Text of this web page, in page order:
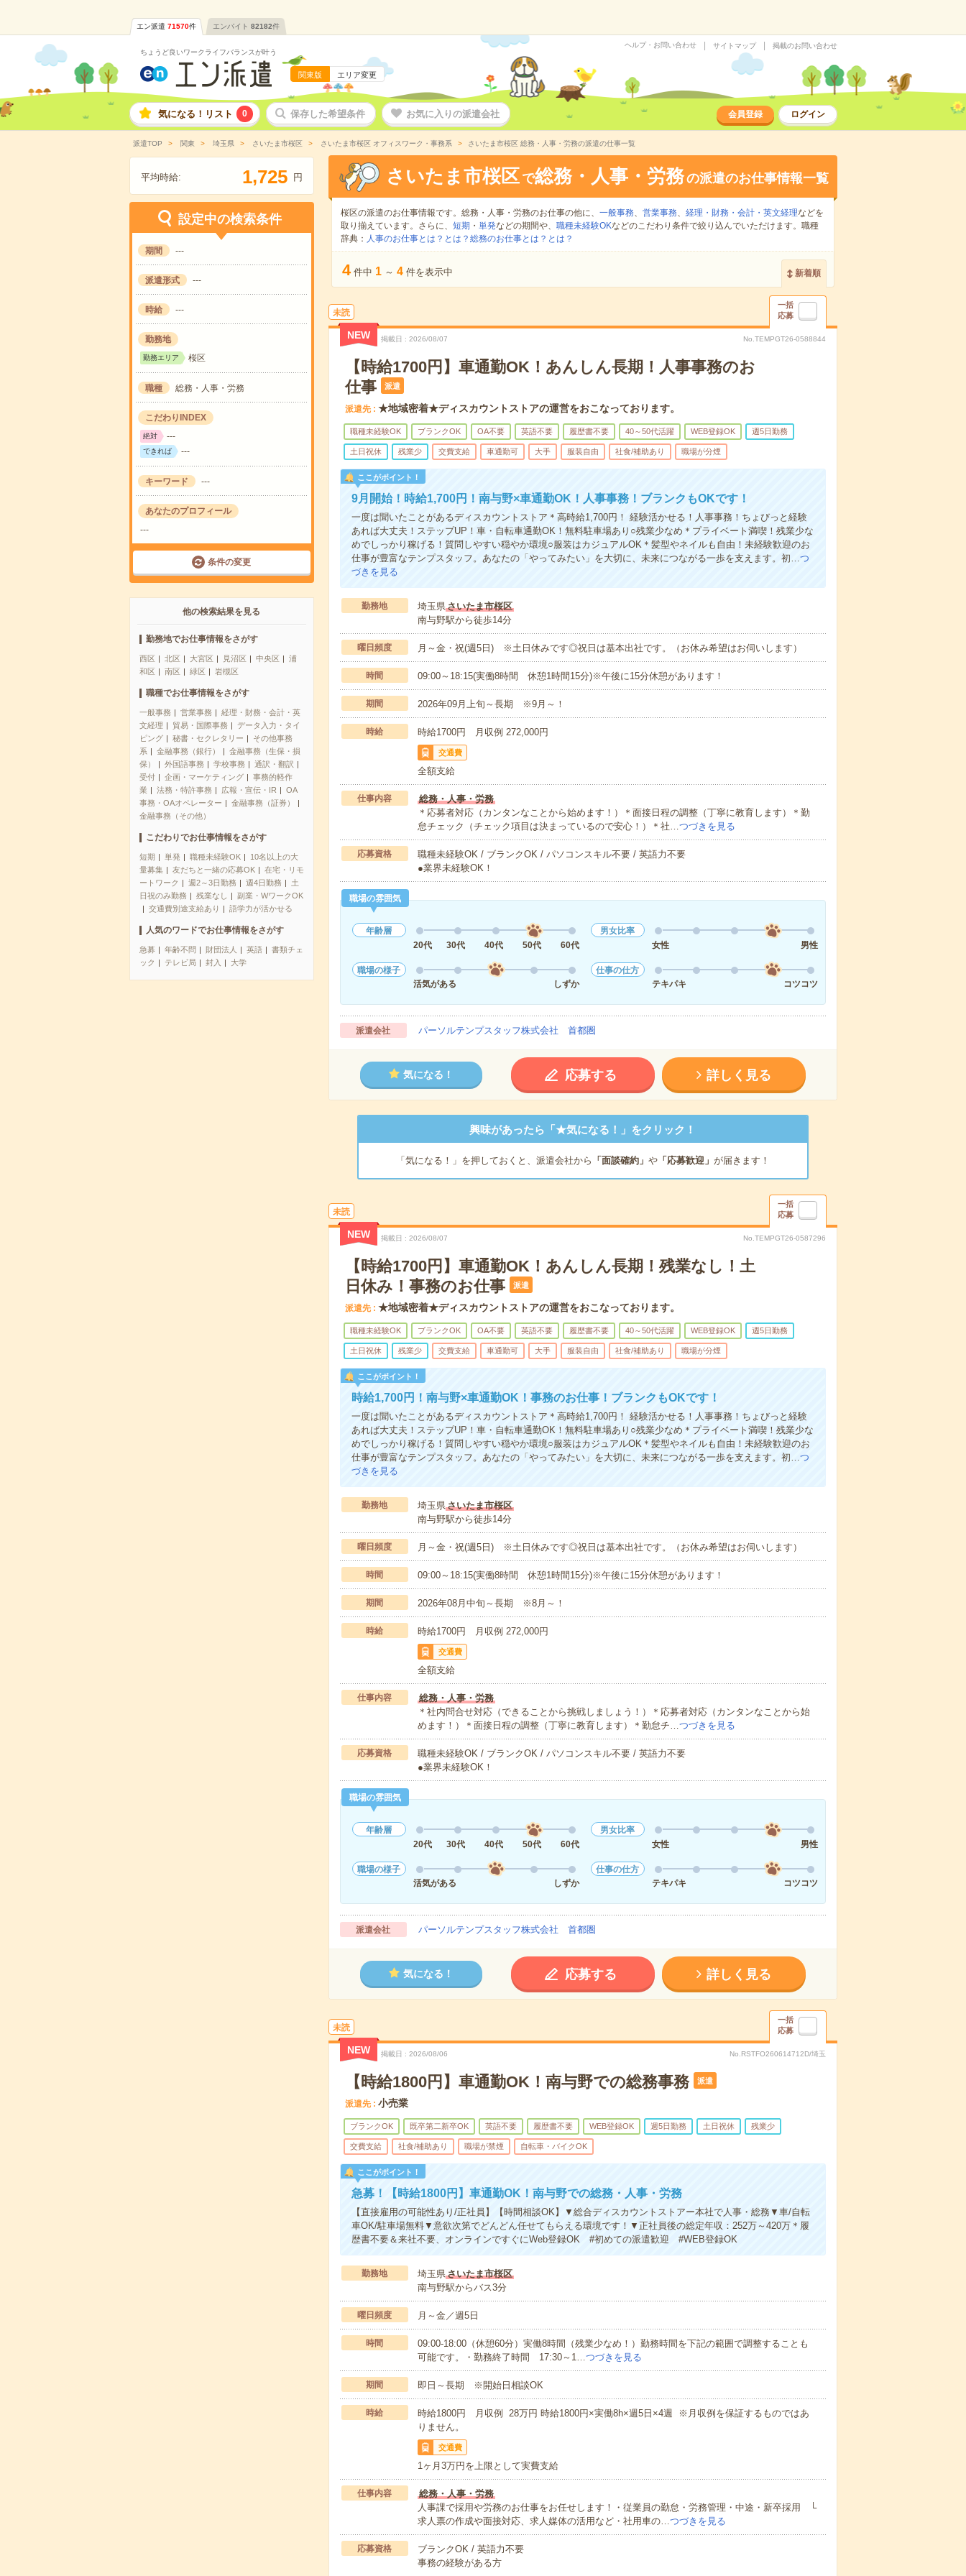
エン派遣 71570件 エンバイト 82182件
ちょうど良いワークライフバランスが叶う
関東版 エリア変更
ヘルプ・お問い合わせ サイトマップ 掲載のお問い合わせ
気になる！リスト 0 保存した希望条件 お気に入りの派遣会社 会員登録 ログイン
派遣TOP 関東 埼玉県 さいたま市桜区 さいたま市桜区 オフィスワーク・事務系 さいたま市桜区 総務・人事・労務の派遣の仕事一覧
平均時給: 1,725 円
設定中の検索条件
期間 ---
派遣形式 ---
時給 ---
勤務地
勤務エリア 桜区
職種 総務・人事・労務
こだわりINDEX
絶対 ---
できれば ---
キーワード ---
あなたのプロフィール
---
条件の変更
他の検索結果を見る
勤務地でお仕事情報をさがす
西区 北区 大宮区 見沼区 中央区
浦
和区
南区 緑区 岩槻区
職種でお仕事情報をさがす
一般事務 営業事務
経理・財務・会計・英
文経理
貿易・国際事務
データ入力・タイ
ピング
秘書・セクレタリー
その他事務
系
金融事務（銀行）
金融事務（生保・損
保）
外国語事務 学校事務
通訳・翻訳
受付
企画・マーケティング
事務的軽作
業
法務・特許事務 広報・宣伝・IR
OA
事務・OAオペレーター
金融事務（証券）
金融事務（その他）
こだわりでお仕事情報をさがす
短期 単発 職種未経験OK
10名以上の大
量募集
友だちと一緒の応募OK
在宅・リモ
ートワーク
週2～3日勤務 週4日勤務
土
日祝のみ勤務
残業なし
副業・WワークOK
交通費別途支給あり
語学力が活かせる
人気のワードでお仕事情報をさがす
急募 年齢不問 財団法人 英語
書類チェ
ック
テレビ局 封入 大学
さいたま市桜区 で総務・人事・労務の派遣のお仕事情報一覧
桜区の派遣のお仕事情報です。総務・人事・労務のお仕事の他に、 一般事務、 営業事務、 経理・財務・会計・英文経理などを
取り揃えています。さらに、 短期 ・ 単発などの期間や、 職種未経験OKなどのこだわり条件で絞り込んでいただけます。職種
辞典： 人事のお仕事とは？とは？ 総務のお仕事とは？とは？
4 件中 1 ～ 4 件を表示中 新着順
未読
一括
応募
NEW 掲載日 2026/08/07 No.TEMPGT26-0588844
【時給1700円】車通勤OK！あんしん長期！人事事務のお
仕事
派遣
派遣先 ★地域密着★ディスカウントストアの運営をおこなっております。
職種未経験OK ブランクOK OA不要 英語不要 履歴書不要 40～50代活躍 WEB登録OK 週5日勤務
土日祝休 残業少 交費支給 車通勤可 大手 服装自由 社食/補助あり 職場が分煙
ここがポイント！
9月開始！時給1,700円！南与野×車通勤OK！人事事務！ブランクもOKです！
一度は聞いたことがあるディスカウントストア＊高時給1,700円！ 経験活かせる！人事事務！ちょびっと経験
あれば大丈夫！ステップUP！車・自転車通勤OK！無料駐車場あり○残業少なめ＊プライベート満喫！残業少な
めでしっかり稼げる！質問しやすい穏やか環境○服装はカジュアルOK＊髪型やネイルも自由！未経験歓迎のお
仕事が豊富なテンプスタッフ。あなたの「やってみたい」を大切に、未来につながる一歩を支えます。初…つ
づきを見る
勤務地 埼玉県さいたま市桜区
南与野駅から徒歩14分
曜日頻度 月～金・祝(週5日) ※土日休みです◎祝日は基本出社です。（お休み希望はお伺いします）
時間 09:00～18:15(実働8時間 休憩1時間15分)※午後に15分休憩があります！
期間 2026年09月上旬～長期 ※9月～！
時給 時給1700円 月収例 272,000円
交通費
全額支給
仕事内容
総務・人事・労務
＊応募者対応（カンタンなことから始めます！）＊面接日程の調整（丁寧に教育します）＊勤
怠チェック（チェック項目は決まっているので安心！）＊社…つづきを見る
応募資格
職種未経験OK / ブランクOK / パソコンスキル不要 / 英語力不要
●業界未経験OK！
職場の雰囲気
年齢層
20代
30代 40代 50代 60代
男女比率
女性
男性
職場の様子
活気がある
しずか
仕事の仕方
テキパキ
コツコツ
派遣会社 パーソルテンプスタッフ株式会社 首都圏
気になる！ 応募する 詳しく見る
興味があったら「★気になる！」をクリック！
「気になる！」を押しておくと、派遣会社から 「面談確約」 や「応募歓迎」 が届きます！
未読
一括
応募
NEW 掲載日 2026/08/07 No.TEMPGT26-0587296
【時給1700円】車通勤OK！あんしん長期！残業なし！土
日休み！事務のお仕事
派遣
派遣先 ★地域密着★ディスカウントストアの運営をおこなっております。
職種未経験OK ブランクOK OA不要 英語不要 履歴書不要 40～50代活躍 WEB登録OK 週5日勤務
土日祝休 残業少 交費支給 車通勤可 大手 服装自由 社食/補助あり 職場が分煙
ここがポイント！
時給1,700円！南与野×車通勤OK！事務のお仕事！ブランクもOKです！
一度は聞いたことがあるディスカウントストア＊高時給1,700円！ 経験活かせる！人事事務！ちょびっと経験
あれば大丈夫！ステップUP！車・自転車通勤OK！無料駐車場あり○残業少なめ＊プライベート満喫！残業少な
めでしっかり稼げる！質問しやすい穏やか環境○服装はカジュアルOK＊髪型やネイルも自由！未経験歓迎のお
仕事が豊富なテンプスタッフ。あなたの「やってみたい」を大切に、未来につながる一歩を支えます。初…つ
づきを見る
勤務地 埼玉県さいたま市桜区
南与野駅から徒歩14分
曜日頻度 月～金・祝(週5日) ※土日休みです◎祝日は基本出社です。（お休み希望はお伺いします）
時間 09:00～18:15(実働8時間 休憩1時間15分)※午後に15分休憩があります！
期間 2026年08月中旬～長期 ※8月～！
時給 時給1700円 月収例 272,000円
交通費
全額支給
仕事内容
総務・人事・労務
＊社内問合せ対応（できることから挑戦しましょう！）＊応募者対応（カンタンなことから始
めます！）＊面接日程の調整（丁寧に教育します）＊勤怠チ…つづきを見る
応募資格
職種未経験OK / ブランクOK / パソコンスキル不要 / 英語力不要
●業界未経験OK！
職場の雰囲気
年齢層
20代
30代 40代 50代 60代
男女比率
女性
男性
職場の様子
活気がある
しずか
仕事の仕方
テキパキ
コツコツ
派遣会社 パーソルテンプスタッフ株式会社 首都圏
気になる！ 応募する 詳しく見る
未読
一括
応募
NEW 掲載日 2026/08/06 No.RSTFO260614712D/埼玉
【時給1800円】車通勤OK！南与野での総務事務 派遣
派遣先 小売業
ブランクOK 既卒第二新卒OK 英語不要 履歴書不要 WEB登録OK 週5日勤務 土日祝休 残業少
交費支給 社食/補助あり 職場が禁煙 自転車・バイクOK
ここがポイント！
急募！【時給1800円】車通勤OK！南与野での総務・人事・労務
【直接雇用の可能性あり/正社員】【時間相談OK】▼総合ディスカウントストアー本社で人事・総務▼車/自転
車OK/駐車場無料▼意欲次第でどんどん任せてもらえる環境です！▼正社員後の総定年収：252万～420万＊履
歴書不要＆来社不要、オンラインですぐにWeb登録OK #初めての派遣歓迎 #WEB登録OK
勤務地 埼玉県さいたま市桜区
南与野駅からバス3分
曜日頻度 月～金／週5日
時間
09:00-18:00（休憩60分）実働8時間（残業少なめ！）勤務時間を下記の範囲で調整することも
可能です。・勤務終了時間 17:30～1…つづきを見る
期間 即日～長期 ※開始日相談OK
時給
時給1800円 月収例 28万円 時給1800円×実働8h×週5日×4週 ※月収例を保証するものではあ
りません。
交通費
1ヶ月3万円を上限として実費支給
仕事内容
総務・人事・労務
人事課で採用や労務のお仕事をお任せします！・従業員の勤怠・労務管理・中途・新卒採用 └
求人票の作成や面接対応、求人媒体の活用など・社用車の…つづきを見る
応募資格
ブランクOK / 英語力不要
事務の経験がある方